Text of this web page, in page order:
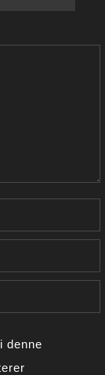
denne